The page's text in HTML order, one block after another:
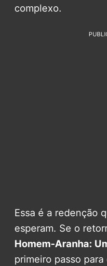
complexo.
Essa é a redenção
esperam. Se o
Homem-Aranha:
primeiro passo